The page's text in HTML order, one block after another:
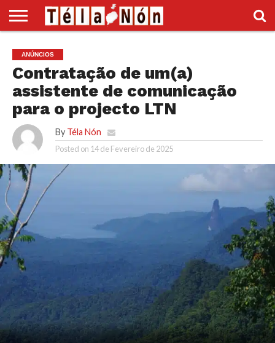
POLÍTICA
ECONOMIA
SOCIEDADE
CULTURA
DESPORTO
SUPLEMENTO
VÍDEOS
ANÚNCIOS
DIVERSOS
ANÚNCIOS
Contratação de um(a)
assistente de comunicação
para o projecto LTN
By Téla Nón
Posted on 14 de Fevereiro de 2025